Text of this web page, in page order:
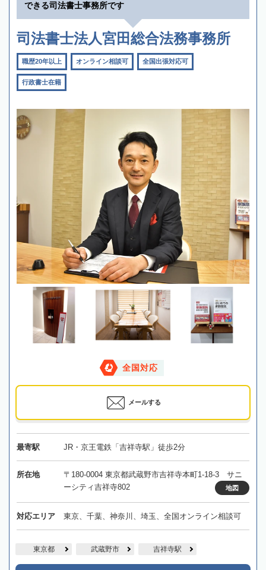
できる司法書士事務所です
司法書士法人宮田総合法務事務所
職歴20年以上 オンライン相談可 全国出張対応可
行政書士在籍
全国対応
メールする
最寄駅 JR・京王電鉄「吉祥寺駅」徒歩2分
所在地
〒180-0004 東京都武蔵野市吉祥寺本町1-18-3 サニ
ーシティ吉祥寺802
地図
対応エリア 東京、千葉、神奈川、埼玉、全国オンライン相談可
東京都 武蔵野市 吉祥寺駅